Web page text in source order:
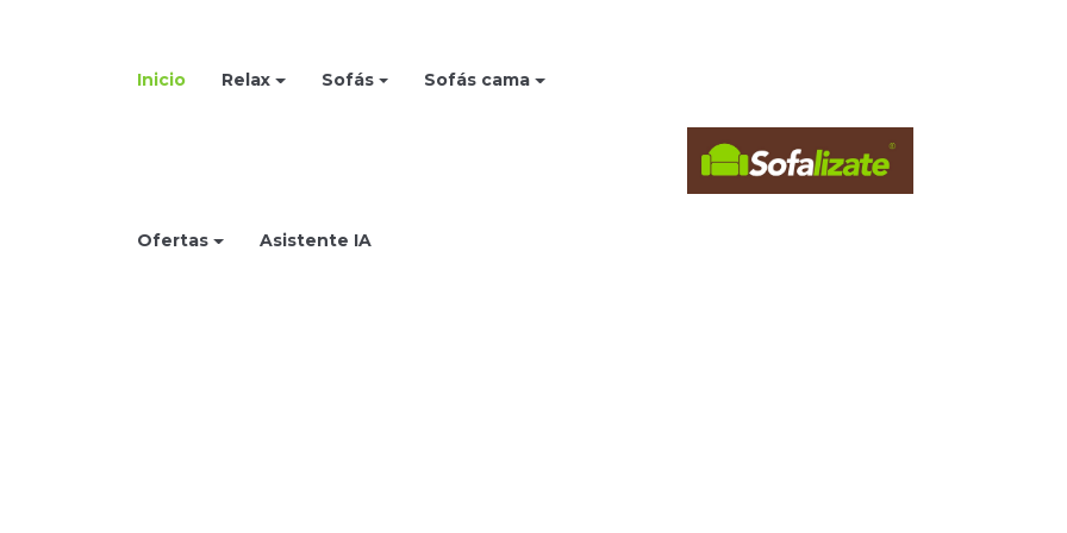
Inicio Relax Sofás Sofás cama
Ofertas Asistente IA